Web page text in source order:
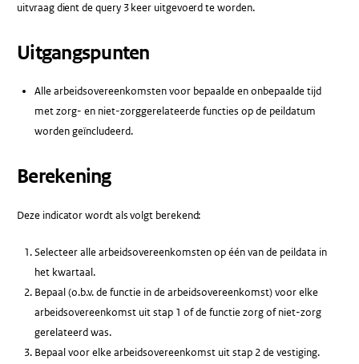
uitvraag dient de query 3 keer uitgevoerd te worden.
Uitgangspunten
Alle arbeidsovereenkomsten voor bepaalde en onbepaalde tijd
met zorg- en niet-zorggerelateerde functies op de peildatum
worden geïncludeerd.
Berekening
Deze indicator wordt als volgt berekend:
Selecteer alle arbeidsovereenkomsten op één van de peildata in
het kwartaal.
Bepaal (o.b.v. de functie in de arbeidsovereenkomst) voor elke
arbeidsovereenkomst uit stap 1 of de functie zorg of niet-zorg
gerelateerd was.
Bepaal voor elke arbeidsovereenkomst uit stap 2 de vestiging.